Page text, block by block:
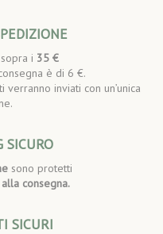
i 35 €
è di 6 €.
inviati con un’unica
SICURO
sono protetti
consegna.
SICURI